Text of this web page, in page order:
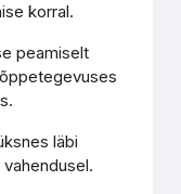
korral.
peamiselt
läbi